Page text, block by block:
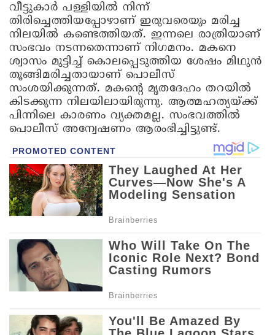
വീട്ടുകാർ പള്ളിയിൽ നിന്ന്
തിരിച്ചെത്തിയപ്പോഴാണ് ഇരുവരെയും മരിച്ച
നിലയിൽ കണ്ടെത്തിയത്. ഇന്നലെ രാത്രിയാണ്
സംഭവം നടന്നതെന്നാണ് നിഗമനം. മകനെ
ശ്വാസം മുട്ടിച്ച് കൊലപ്പെടുത്തിയ ശേഷം മിഥുൻ
തൂങ്ങിമരിച്ചതായാണ് പൊലീസ്
സംശയിക്കുന്നത്. മകൻ്റെ മൃതദേഹം തറയിൽ
കിടക്കുന്ന നിലയിലായിരുന്നു. ആത്മഹത്യയ്ക്ക്
പിന്നിലെ കാരണം വ്യക്തമല്ല. സംഭവത്തിൽ
പൊലീസ് അന്വേഷണം ആരംഭിച്ചിട്ടുണ്ട്.